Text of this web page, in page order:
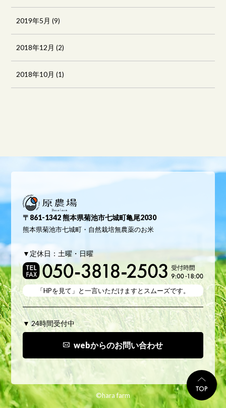
2019年5月 (9)
2018年12月 (2)
2018年10月 (1)
〒861-1342 熊本県菊池市七城町亀尾2030
熊本県菊池市七城町・自然栽培無農薬のお米
▼定休日：土曜・日曜
「HPを見て」と一言いただけますとスムーズです。
▼ 24時間受付中
webからのお問い合わせ
©hara farm